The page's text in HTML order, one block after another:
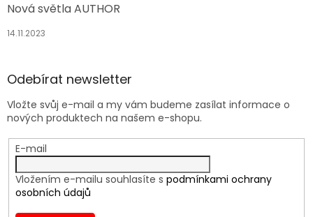
Nová světla AUTHOR
14.11.2023
Odebírat newsletter
Vložte svůj e-mail a my vám budeme zasílat informace o
nových produktech na našem e-shopu.
E-mail
Vložením e-mailu souhlasíte s podmínkami ochrany
osobních údajů